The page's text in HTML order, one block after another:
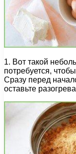
1. Вот такой
потребуется,
Сразу перед
оставьте